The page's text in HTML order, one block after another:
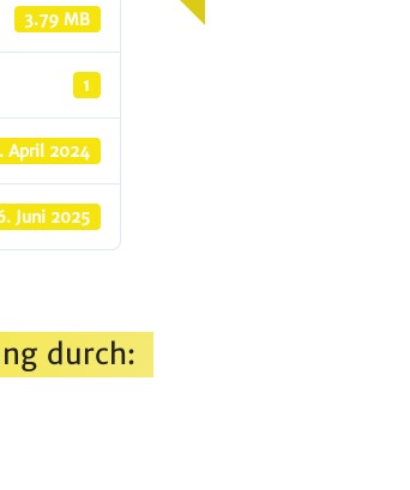
3.79 MB
1
April 2024
Juni 2025
durch: